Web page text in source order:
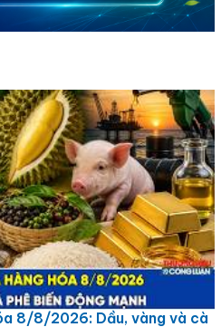
8/8/2026: Dầu, vàng và cà